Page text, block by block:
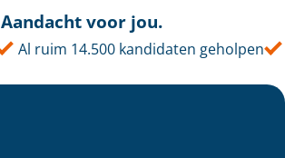
Aandacht voor jou.
Al ruim 14.500 kandidaten geholpen